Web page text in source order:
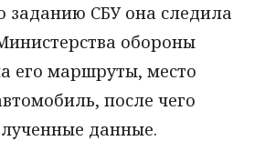
заданию СБУ она следила
обороны
его маршруты, место
после чего
данные.